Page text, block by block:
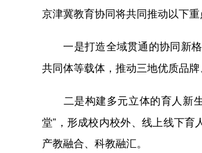
京津冀教育协同将共同推动以下重
一是打造全域贯通的协同新格
共同体等载体，推动三地优质品
二是构建多元立体的育人新
堂”，形成校内校外、线上线下育
产教融合、科教融汇。